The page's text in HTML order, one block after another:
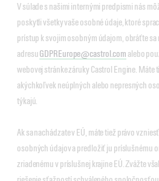
V súlade s našimi internými predpismi nás
poskytli všetky vaše osobné údaje, ktoré
prístup k svojim osobným údajom, obráťte sa
adresuGDPREurope@castrol.com alebo
webovej stránke záruky Castrol Engine. Máte
akýchkoľvek neúplných alebo nepresných
týkajú.
Ak sa nachádzate v EÚ, máte tiež právo
osobných údajov a predložiť ju príslušnému
zriadenému v príslušnej krajine EÚ. Zvážte